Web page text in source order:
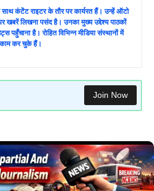
साथ कंटेंट राइटर के तौर पर कार्यरत हैं। उन्हें ऑटो
खबरें लिखना पसंद है। उनका मुख्य उद्देश्य पाठकों
है। रोहित विभिन्न मीडिया संस्थानों में
कर चुके हैं।
Join Now